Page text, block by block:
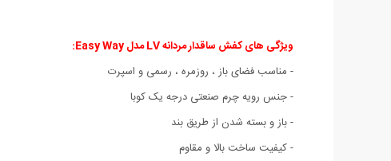
ویژگی های کفش ساقدار مردانه LV مدل Easy Way
:
- مناسب فضای باز ، روزمره ، رسمی و اسپرت
- جنس رویه چرم صنعتی درجه یک کوبا
- باز و بسته شدن از طریق بند
- کیفیت ساخت بالا و مقاوم